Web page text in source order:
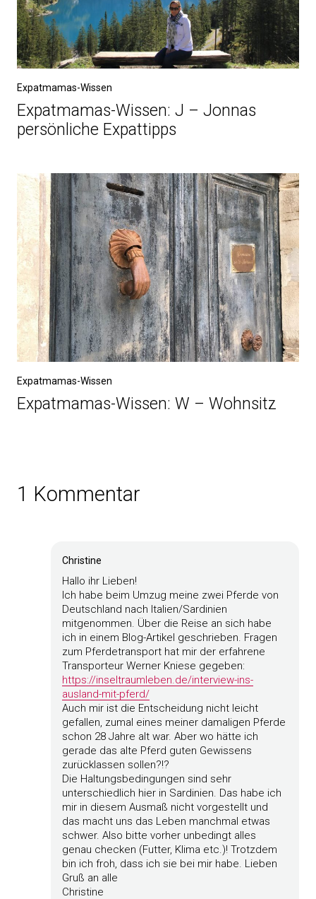
Expatmamas-Wissen
Expatmamas-Wissen: J – Jonnas
persönliche Expattipps
Expatmamas-Wissen
Expatmamas-Wissen: W – Wohnsitz
1 Kommentar
Christine
Hallo ihr Lieben!
Ich habe beim Umzug meine zwei Pferde von
Deutschland nach Italien/Sardinien
mitgenommen. Über die Reise an sich habe
ich in einem Blog-Artikel geschrieben. Fragen
zum Pferdetransport hat mir der erfahrene
Transporteur Werner Kniese gegeben:
https://inseltraumleben.de/interview-ins-
ausland-mit-pferd/
Auch mir ist die Entscheidung nicht leicht
gefallen, zumal eines meiner damaligen Pferde
schon 28 Jahre alt war. Aber wo hätte ich
gerade das alte Pferd guten Gewissens
zurücklassen sollen?!?
Die Haltungsbedingungen sind sehr
unterschiedlich hier in Sardinien. Das habe ich
mir in diesem Ausmaß nicht vorgestellt und
das macht uns das Leben manchmal etwas
schwer. Also bitte vorher unbedingt alles
genau checken (Futter, Klima etc.)! Trotzdem
bin ich froh, dass ich sie bei mir habe. Lieben
Gruß an alle
Christine